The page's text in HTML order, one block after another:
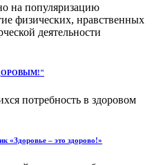
на популяризацию
физических, нравственных
деятельности
потребность в здоровом
– это здорово!»